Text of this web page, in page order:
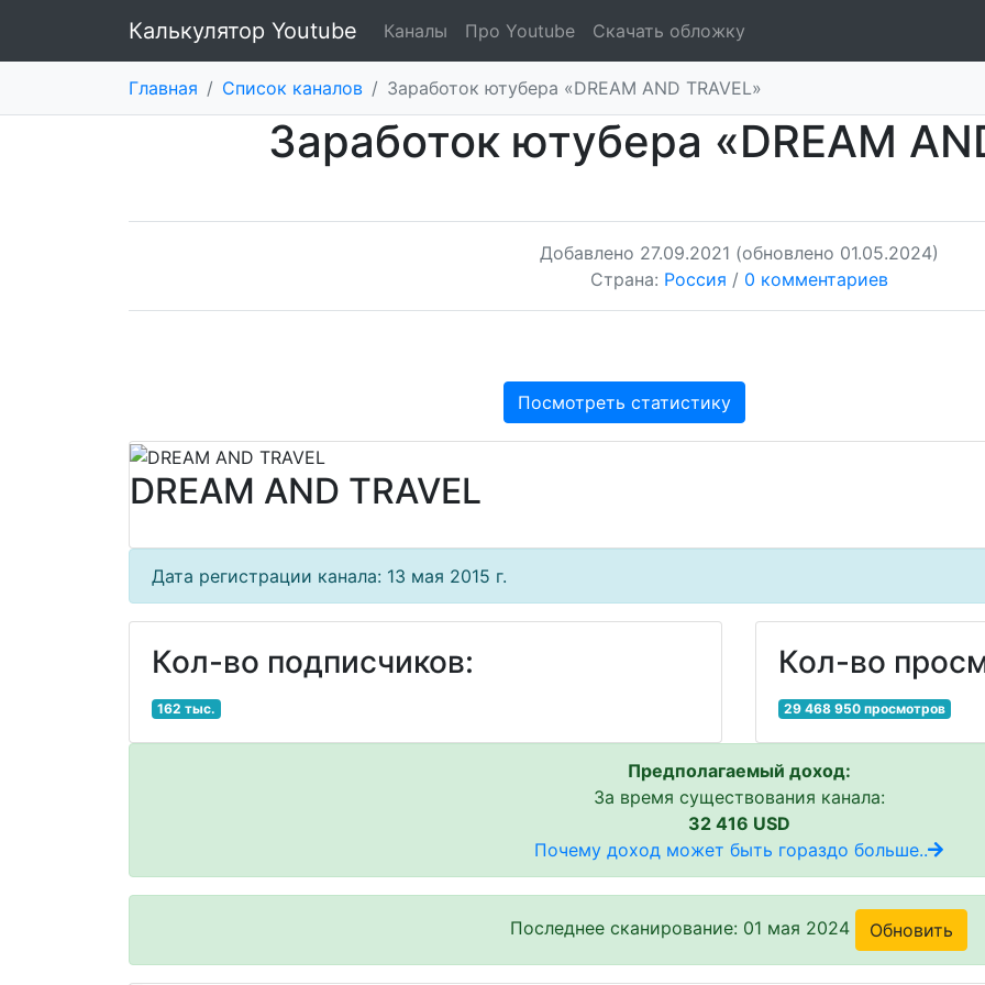
Калькулятор Youtube Каналы Про Youtube Скачать обложку
Главная / Список каналов / Заработок ютубера «DREAM AND TRAVEL»
Заработок ютубера «DREAM
Добавлено 27.09.2021 (обновлено 01.05.2024)
Страна: Россия / 0 комментариев
Посмотреть статистику
DREAM AND TRAVEL
Дата регистрации канала: 13 мая 2015 г.
Кол-во подписчиков:
162 тыс.
Кол-во
29 468 950 просмотров
Предполагаемый доход:
За время существования канала:
32 416 USD
Почему доход может быть гораздо больше..
Последнее сканирование: 01 мая 2024 Обновить